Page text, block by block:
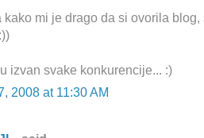
kako mi je drago da si ovorila
izvan svake konkurencije... :)
2008 at 11:30 AM